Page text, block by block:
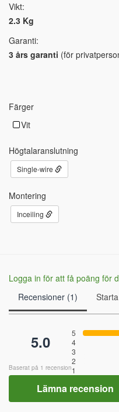
Vikt:
2.3 Kg
Garanti:
3 års garanti (för
Färger
Vit
Högtalaranslutning
Single-wire
Montering
Inceiling
Logga in för att få poäng för
Recensioner (1)
5.0
Baserat på 1 recension
5
4
3
2
1
Lämna recension